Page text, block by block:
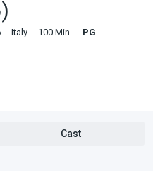
Italy 100 Min.
PG
Cast